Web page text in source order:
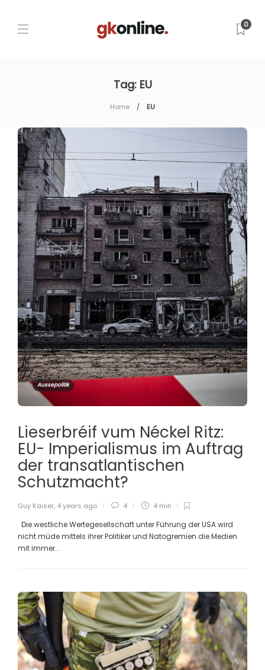
0
Tag: EU
Home EU
Aussepolitik
Lieserbréif vum Néckel Ritz:
EU- Imperialismus im Auftrag
der transatlantischen
Schutzmacht?
Guy Kaiser, 4 years ago 4 4 min
Die westliche Wertegesellschaft unter Führung der USA wird
nicht müde mittels ihrer Politiker und Natogremien die Medien
mit immer...